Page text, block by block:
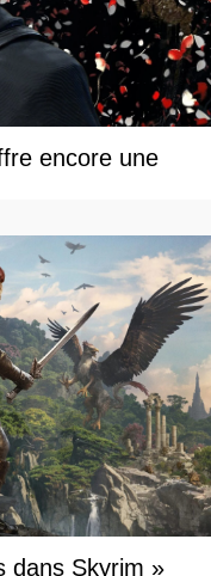
encore une
dans Skyrim »